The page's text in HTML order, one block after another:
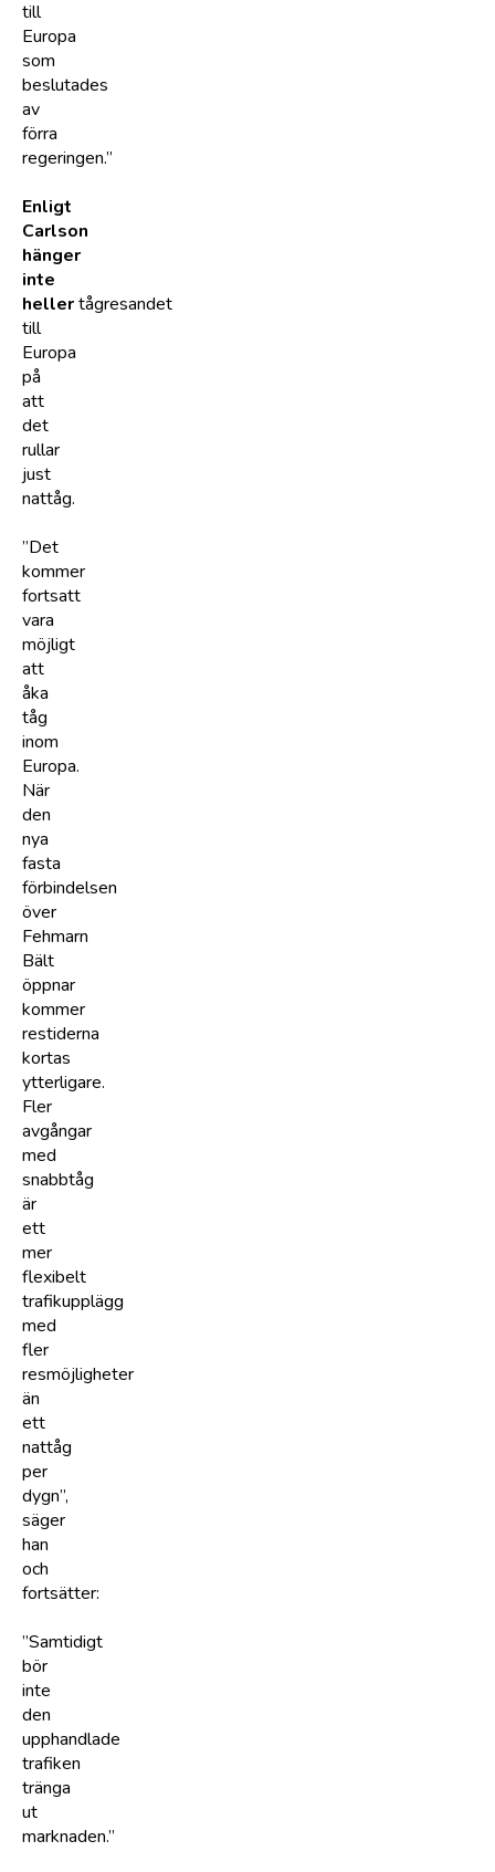
till
Europa
som
beslutades
av
förra
regeringen.”
Enligt
Carlson
hänger
inte
hellertågresandet
till
Europa
på
att
det
rullar
just
nattåg.
”Det
kommer
fortsatt
vara
möjligt
att
åka
tåg
inom
Europa.
När
den
nya
fasta
förbindelsen
över
Fehmarn
Bält
öppnar
kommer
restiderna
kortas
ytterligare.
Fler
avgångar
med
snabbtåg
är
ett
mer
flexibelt
trafikupplägg
med
fler
resmöjligheter
än
ett
nattåg
per
dygn”,
säger
han
och
fortsätter:
”Samtidigt
bör
inte
den
upphandlade
trafiken
tränga
ut
marknaden.”